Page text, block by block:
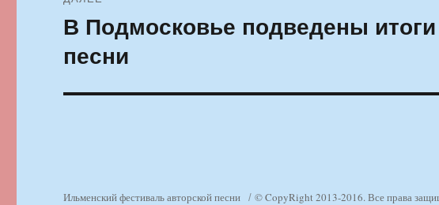
Следующая
В Подмосковье подведены
песни
Ильменский фестиваль авторской песни © CopyRight 2013-2016. Все права